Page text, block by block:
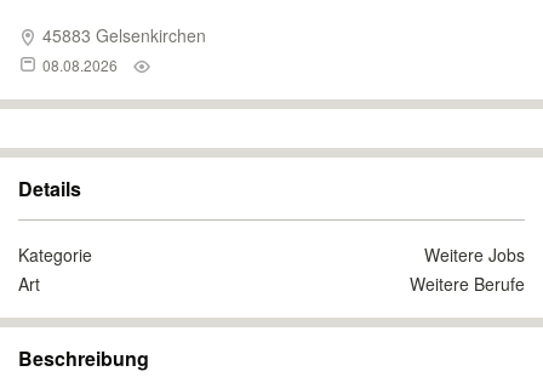
45883 Gelsenkirchen
08.08.2026
Details
Kategorie
Weitere Jobs
Art
Weitere Berufe
Beschreibung